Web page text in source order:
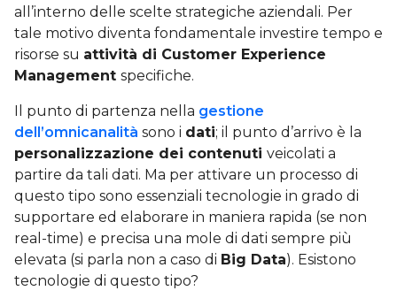
all’interno delle scelte strategiche aziendali. Per
tale motivo diventa fondamentale investire tempo e
risorse su attività di Customer Experience
Management specifiche.
Il punto di partenza nella gestione
dell’omnicanalità sono i dati; il punto d’arrivo è la
personalizzazione dei contenuti veicolati a
partire da tali dati. Ma per attivare un processo di
questo tipo sono essenziali tecnologie in grado di
supportare ed elaborare in maniera rapida (se non
real-time) e precisa una mole di dati sempre più
elevata (si parla non a caso di Big Data). Esistono
tecnologie di questo tipo?